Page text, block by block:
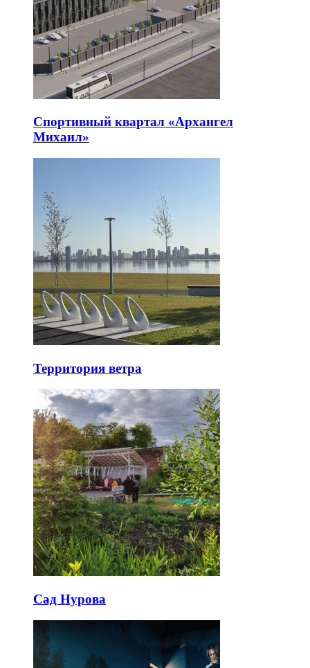
Спортивный квартал «Архангел
Михаил»
Территория ветра
Сад Нурова